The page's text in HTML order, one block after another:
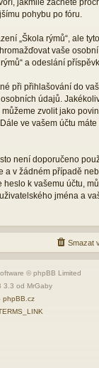
pohybu po fóru.
„Škola rýmů“, ale
vaše
a odeslání
při přihlašování do
údajů.
zvolit jako
ve vašem účtu
není doporučeno
v žádném případě
k vašemu účtu,
jména a
Smazat
© phpBB Limited
3.3 od MrGaby
phpBB.cz